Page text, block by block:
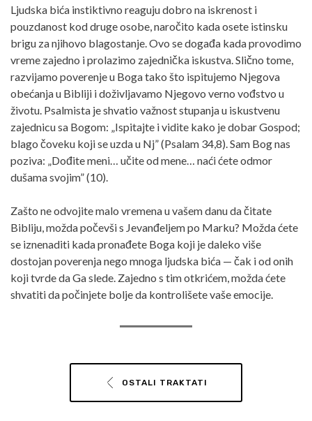
Ljudska bića instiktivno reaguju dobro na iskrenost i
pouzdanost kod druge osobe, naročito kada osete istinsku
brigu za njihovo blagostanje. Ovo se događa kada provodimo
vreme zajedno i prolazimo zajednička iskustva. Slično tome,
razvijamo poverenje u Boga tako što ispitujemo Njegova
obećanja u Bibliji i doživljavamo Njegovo verno vođstvo u
životu. Psalmista je shvatio važnost stupanja u iskustvenu
zajednicu sa Bogom: „Ispitajte i vidite kako je dobar Gospod;
blago čoveku koji se uzda u Nj” (Psalam 34,8). Sam Bog nas
poziva: „Dođite meni… učite od mene… naći ćete odmor
dušama svojim” (10).
Zašto ne odvojite malo vremena u vašem danu da čitate
Bibliju, možda počevši s Jevanđeljem po Marku? Možda ćete
se iznenaditi kada pronađete Boga koji je daleko više
dostojan poverenja nego mnoga ljudska bića — čak i od onih
koji tvrde da Ga slede. Zajedno s tim otkrićem, možda ćete
shvatiti da počinjete bolje da kontrolišete vaše emocije.
OSTALI TRAKTATI